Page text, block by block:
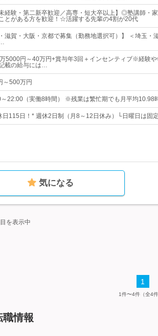
未経験・第二新卒歓迎／高専・短大卒以上】◎塾講師・
とがある方を歓迎！☆活躍する先輩の4割が20代
・滋賀・大阪・京都で募集（勤務地選択可）】 ＜埼玉
5000円～40万円+賞与年3回＋インセンティブ※経験
載の給与には…
～500万円
22:00（実働8時間） ※残業は繁忙期でも月平均10.98
日115日！* 週休2日制（月8～12日休み）└日曜日は固
気になる
を表示中
1
1件〜4件（全4件
職情報